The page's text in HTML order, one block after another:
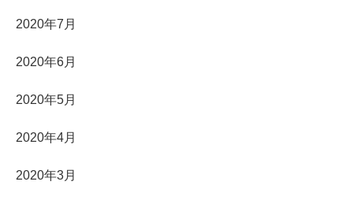
2020年7月
2020年6月
2020年5月
2020年4月
2020年3月